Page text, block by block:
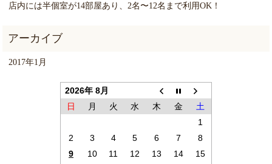
店内には半個室が14部屋あり、2名〜12名まで利用OK！
2017年1月
2026年 8月
日
月 火 水 木 金
土
1
2
3 4 5 6 7
8
9
10 11 12 13 14
15